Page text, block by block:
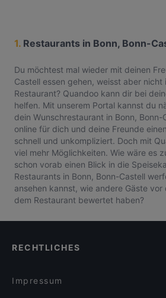
1. Restaurants in Bonn, Bonn-
Du möchtest mal wieder mit deinen
Castell essen gehen, weisst aber nicht
Restaurant? Quandoo kann dir bei
helfen. Mit unserem Portal kannst du
dein Wunschrestaurant in Bonn, Bonn-
online für dich und deine Freunde
schnell und unkompliziert. Doch mit
viel mehr Möglichkeiten. Wie wäre es
schon vorab einen Blick in die
Restaurants in Bonn, Bonn-Castell
ansehen kannst, wie andere Gäste vor
dem Restaurant bewertet haben?
RECHTLICHES
Impressum